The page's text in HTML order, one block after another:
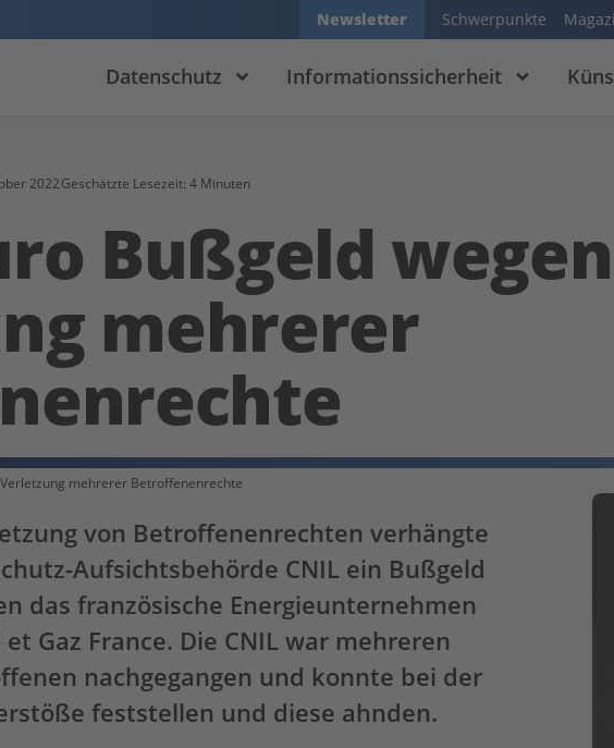
Newsletter Schwerpunkte
Datenschutz Informationssicherheit
2022Geschätzte Lesezeit: 4 Minuten
Bußgeld wegen
mehrerer
mehrerer Betroffenenrechte
von Betroffenenrechten verhängte
Aufsichtsbehörde CNIL ein Bußgeld
das französische Energieunternehmen
Gaz France. Die CNIL war mehreren
nachgegangen und konnte bei der
feststellen und diese ahnden.